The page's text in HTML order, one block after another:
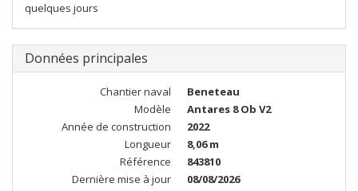
quelques jours
Données principales
Chantier naval
Beneteau
Modèle
Antares 8 Ob V2
Année de construction
2022
Longueur
8,06 m
Référence
843810
Dernière mise à jour
08/08/2026